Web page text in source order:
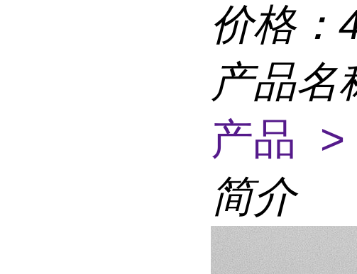
价格：
产品名
产品 >
简介